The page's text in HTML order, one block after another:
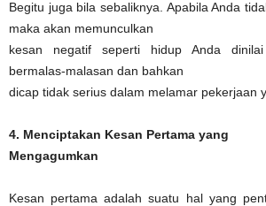
Begitu juga bila sebaliknya. Apabila Anda
maka akan memunculkan
kesan negatif seperti hidup Anda
bermalas-malasan dan bahkan
dicap tidak serius dalam melamar pekerjaan
4. Menciptakan Kesan Pertama yang
Mengagumkan
Kesan pertama adalah suatu hal yang